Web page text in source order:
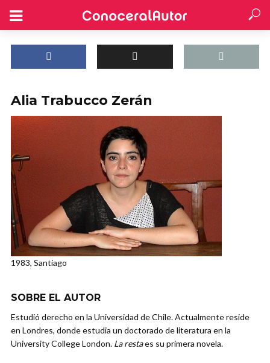
Alia Trabucco Zerán
1983, Santiago
SOBRE EL AUTOR
Estudió derecho en la Universidad de Chile. Actualmente reside
en Londres, donde estudia un doctorado de literatura en la
University College London. La restaes su primera novela.